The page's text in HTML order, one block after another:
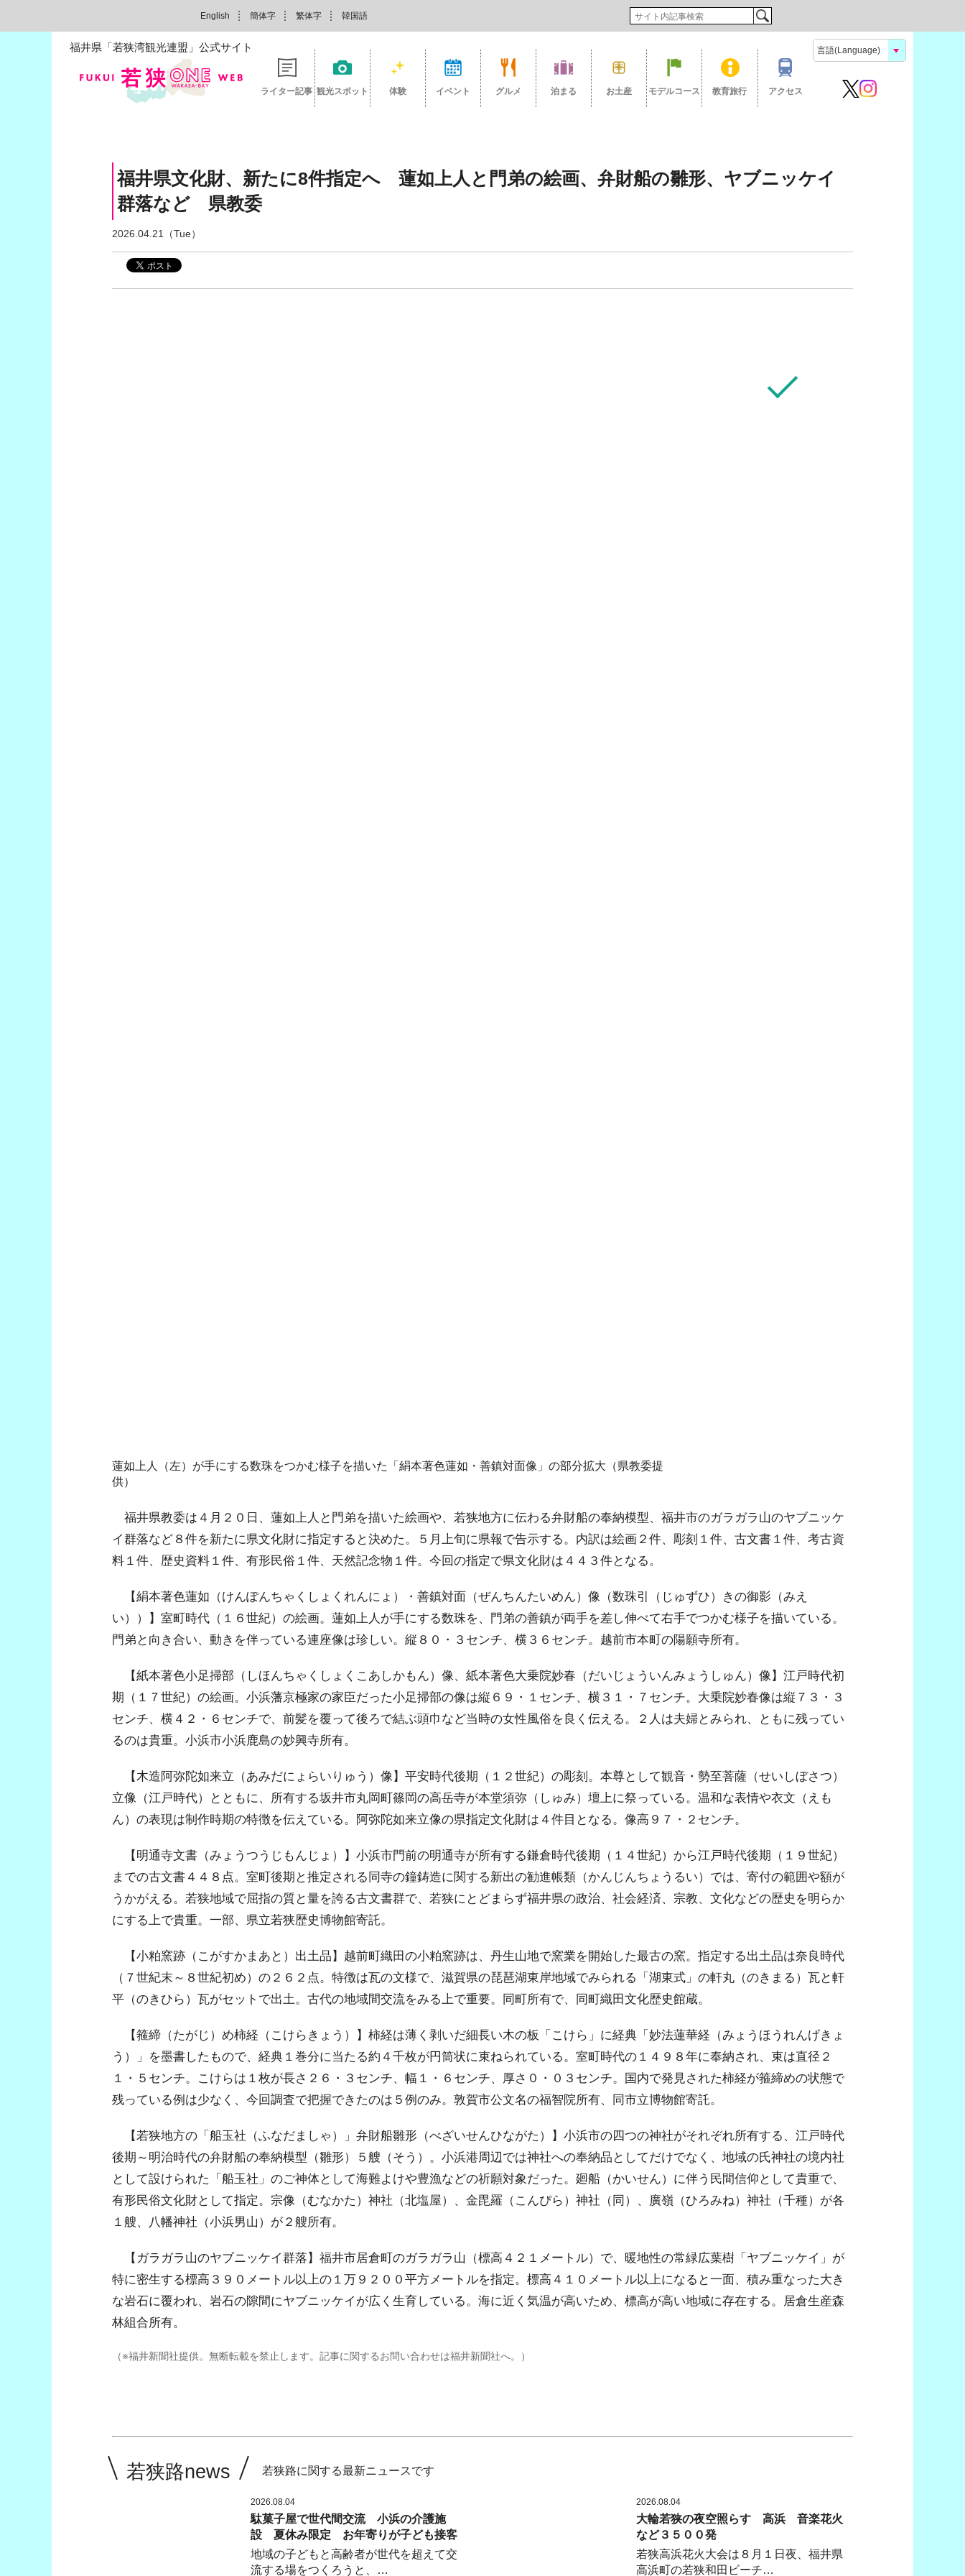
English 簡体字 繁体字 韓国語
福井県「若狭湾観光連盟」公式サイト
ライター記事 観光スポット 体験 イベント グルメ 泊まる お土産 モデルコース 教育旅行 アクセス
福井県文化財、新たに8件指定へ 蓮如上人と門弟の絵画、弁財船の雛形、ヤブニッケイ
群落など 県教委
2026.04.21（Tue）
蓮如上人（左）が手にする数珠をつかむ様子を描いた「絹本著色蓮如・善鎮対面像」の部分拡大（県教委提
供）
福井県教委は４月２０日、蓮如上人と門弟を描いた絵画や、若狭地方に伝わる弁財船の奉納模型、福井市のガラガラ山のヤブニッケ
イ群落など８件を新たに県文化財に指定すると決めた。５月上旬に県報で告示する。内訳は絵画２件、彫刻１件、古文書１件、考古資
料１件、歴史資料１件、有形民俗１件、天然記念物１件。今回の指定で県文化財は４４３件となる。
【絹本著色蓮如（けんぽんちゃくしょくれんにょ）・善鎮対面（ぜんちんたいめん）像（数珠引（じゅずひ）きの御影（みえ
い））】室町時代（１６世紀）の絵画。蓮如上人が手にする数珠を、門弟の善鎮が両手を差し伸べて右手でつかむ様子を描いている。
門弟と向き合い、動きを伴っている連座像は珍しい。縦８０・３センチ、横３６センチ。越前市本町の陽願寺所有。
【紙本著色小足掃部（しほんちゃくしょくこあしかもん）像、紙本著色大乗院妙春（だいじょういんみょうしゅん）像】江戸時代初
期（１７世紀）の絵画。小浜藩京極家の家臣だった小足掃部の像は縦６９・１センチ、横３１・７センチ。大乗院妙春像は縦７３・３
センチ、横４２・６センチで、前髪を覆って後ろで結ぶ頭巾など当時の女性風俗を良く伝える。２人は夫婦とみられ、ともに残ってい
るのは貴重。小浜市小浜鹿島の妙興寺所有。
【木造阿弥陀如来立（あみだにょらいりゅう）像】平安時代後期（１２世紀）の彫刻。本尊として観音・勢至菩薩（せいしぼさつ）
立像（江戸時代）とともに、所有する坂井市丸岡町篠岡の高岳寺が本堂須弥（しゅみ）壇上に祭っている。温和な表情や衣文（えも
ん）の表現は制作時期の特徴を伝えている。阿弥陀如来立像の県指定文化財は４件目となる。像高９７・２センチ。
【明通寺文書（みょうつうじもんじょ）】小浜市門前の明通寺が所有する鎌倉時代後期（１４世紀）から江戸時代後期（１９世紀）
までの古文書４４８点。室町後期と推定される同寺の鐘鋳造に関する新出の勧進帳類（かんじんちょうるい）では、寄付の範囲や額が
うかがえる。若狭地域で屈指の質と量を誇る古文書群で、若狭にとどまらず福井県の政治、社会経済、宗教、文化などの歴史を明らか
にする上で貴重。一部、県立若狭歴史博物館寄託。
【小粕窯跡（こがすかまあと）出土品】越前町織田の小粕窯跡は、丹生山地で窯業を開始した最古の窯。指定する出土品は奈良時代
（７世紀末～８世紀初め）の２６２点。特徴は瓦の文様で、滋賀県の琵琶湖東岸地域でみられる「湖東式」の軒丸（のきまる）瓦と軒
平（のきひら）瓦がセットで出土。古代の地域間交流をみる上で重要。同町所有で、同町織田文化歴史館蔵。
【箍締（たがじ）め柿経（こけらきょう）】柿経は薄く剥いだ細長い木の板「こけら」に経典「妙法蓮華経（みょうほうれんげきょ
う）」を墨書したもので、経典１巻分に当たる約４千枚が円筒状に束ねられている。室町時代の１４９８年に奉納され、束は直径２
１・５センチ。こけらは１枚が長さ２６・３センチ、幅１・６センチ、厚さ０・０３センチ。国内で発見された柿経が箍締めの状態で
残っている例は少なく、今回調査で把握できたのは５例のみ。敦賀市公文名の福智院所有、同市立博物館寄託。
【若狭地方の「船玉社（ふなだましゃ）」弁財船雛形（べざいせんひながた）】小浜市の四つの神社がそれぞれ所有する、江戸時代
後期～明治時代の弁財船の奉納模型（雛形）５艘（そう）。小浜港周辺では神社への奉納品としてだけでなく、地域の氏神社の境内社
として設けられた「船玉社」のご神体として海難よけや豊漁などの祈願対象だった。廻船（かいせん）に伴う民間信仰として貴重で、
有形民俗文化財として指定。宗像（むなかた）神社（北塩屋）、金毘羅（こんぴら）神社（同）、廣嶺（ひろみね）神社（千種）が各
１艘、八幡神社（小浜男山）が２艘所有。
【ガラガラ山のヤブニッケイ群落】福井市居倉町のガラガラ山（標高４２１メートル）で、暖地性の常緑広葉樹「ヤブニッケイ」が
特に密生する標高３９０メートル以上の１万９２００平方メートルを指定。標高４１０メートル以上になると一面、積み重なった大き
な岩石に覆われ、岩石の隙間にヤブニッケイが広く生育している。海に近く気温が高いため、標高が高い地域に存在する。居倉生産森
林組合所有。
（※福井新聞社提供。無断転載を禁止します。記事に関するお問い合わせは福井新聞社へ。）
若狭路news 若狭路に関する最新ニュースです
2026.08.04
駄菓子屋で世代間交流 小浜の介護施
設 夏休み限定 お年寄りが子ども接客
地域の子どもと高齢者が世代を超えて交
流する場をつくろうと、…
2026.08.04
大輪若狭の夜空照らす 高浜 音楽花火
など３５００発
若狭高浜花火大会は８月１日夜、福井県
高浜町の若狭和田ビーチ…